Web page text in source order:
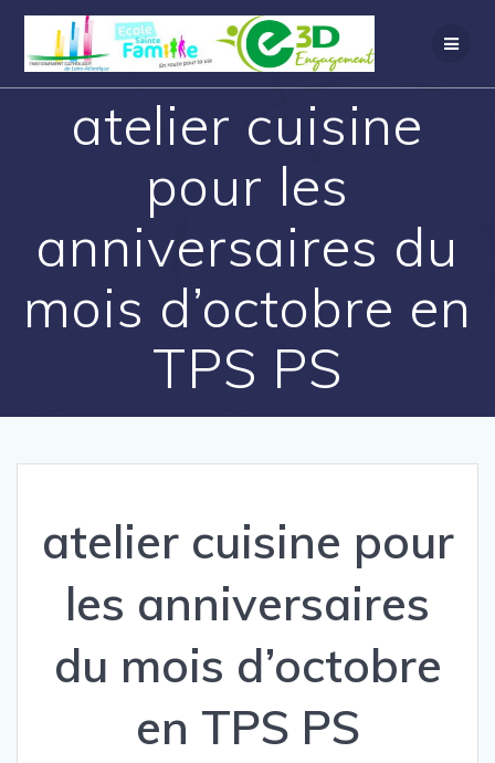
atelier cuisine
pour les
anniversaires du
mois d’octobre en
TPS PS
atelier cuisine pour
les anniversaires
du mois d’octobre
en TPS PS